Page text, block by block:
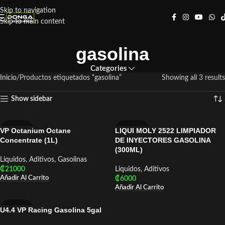
Skip to navigation
Skip to main content
gasolina
Categories
Inicio Productos etiquetados “gasolina” Showing all 3 results
Show sidebar
VP RACING
VP Octanium Octane
Concentrate (1L)
Liquidos, Aditivos, Gasolinas
₡21000
Añadir Al Carrito
LIQUI MOLY
LIQUI MOLY 2522 LIMPIADOR
DE INYECTORES GASOLINA
(300ML)
Liquidos, Aditivos
₡6000
Añadir Al Carrito
VP RACING
U4.4 VP Racing Gasolina 5gal